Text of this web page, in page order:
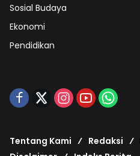
Sosial Budaya
Ekonomi
Pendidikan
Tentang Kami Redaksi